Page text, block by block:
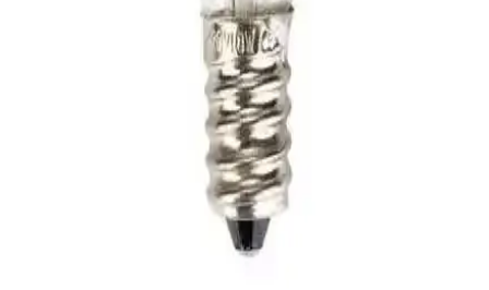
Banyo Dekorasyonunda Parfüm Kullanımının
Önemi ve Trendleri Analizi
Banyo parfümleri, ortamı tazeler, kişisel bakım deneyimini artırır ve
dekorasyona şıklık katar. Doğru seçimle banyonuza ferah ve estetik
bir atmosfer kazandırabilirsiniz.
İTHAL Ampul Parfüm E14 7-10W 220V ile Işık ve
İTHAL Ampul Parfüm E14 7-10W 220V, enerji tasarruflu ve estetik